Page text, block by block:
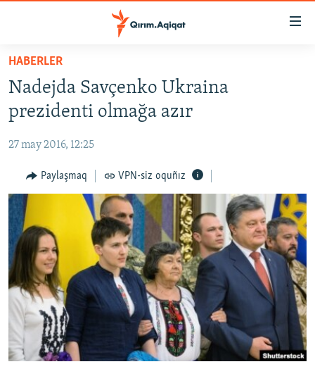
Esas
qaytmaq
Baş
navigatsiyağa
qaytmaq
qaytmaq
HABERLER
SİYASET
İQTİSADİYAT
CEMİYET
MEDENİYET
İNSAN AQLARI
VİDEO
SÜRET
BLOGLAR
FİKİR
Русский
Українською
HABERLER
Nadejda Savçenko Ukraina
prezidenti olmağa azır
27 may 2016, 12:25
Paylaşmaq VPN-siz oquñız